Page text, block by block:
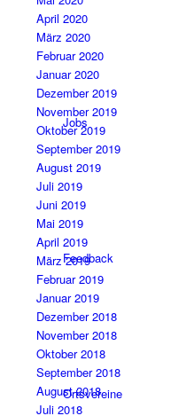
Jobs
Feedback
Ortsvereine
April 2020
März 2020
Februar 2020
Januar 2020
Dezember 2019
November 2019
Oktober 2019
September 2019
August 2019
Juli 2019
Juni 2019
Mai 2019
April 2019
März 2019
Februar 2019
Januar 2019
Dezember 2018
November 2018
Oktober 2018
September 2018
August 2018
Juli 2018